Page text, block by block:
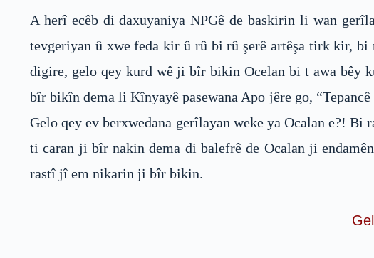
A herî ecêb di daxuyaniya NPGê de baskirin li wan
tevgeriyan û xwe feda kir û rû bi rû şerê artêşa tirk kir,
digire, gelo qey kurd wê ji bîr bikin Ocelan bi t awa bêy
bîr bikîn dema li Kînyayê pasewana Apo jêre go,
Gelo qey ev berxwedana gerîlayan weke ya Ocalan e?!
ti caran ji bîr nakin dema di balefrê de Ocalan ji
rastî jî em nikarin ji bîr bikin.